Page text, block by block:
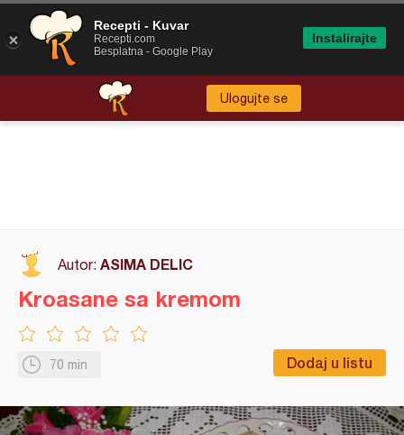
Ulogujte se
Autor: ASIMA DELIC
70 min Dodaj u listu
Kroasane sa kremom
Recepti - Kuvar
Recepti.com
Besplatna - Google Play
Instalirajte